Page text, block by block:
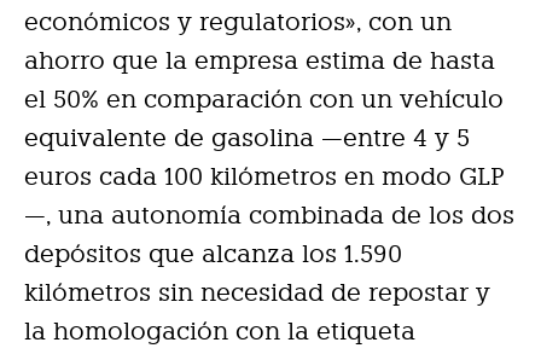
económicos y regulatorios», con un
ahorro que la empresa estima de hasta
el 50% en comparación con un vehículo
equivalente de gasolina —entre 4 y 5
euros cada 100 kilómetros en modo GLP
—, una autonomía combinada de los dos
depósitos que alcanza los 1.590
kilómetros sin necesidad de repostar y
la homologación con la etiqueta